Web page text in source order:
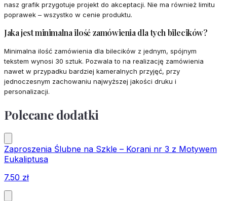
nasz grafik przygotuje projekt do akceptacji. Nie ma również limitu
poprawek – wszystko w cenie produktu.
Jaka jest minimalna ilość zamówienia dla tych bilecików?
Minimalna ilość zamówienia dla bilecików z jednym, spójnym
tekstem wynosi 30 sztuk. Pozwala to na realizację zamówienia
nawet w przypadku bardziej kameralnych przyjęć, przy
jednoczesnym zachowaniu najwyższej jakości druku i
personalizacji.
Polecane dodatki
Zaproszenia Ślubne na Szkle – Korani nr 3 z Motywem
Eukaliptusa
7.50 zł